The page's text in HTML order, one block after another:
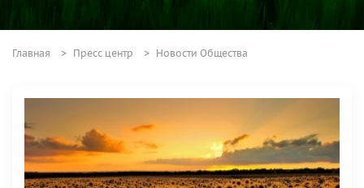
Главная Пресс центр Новости Общества